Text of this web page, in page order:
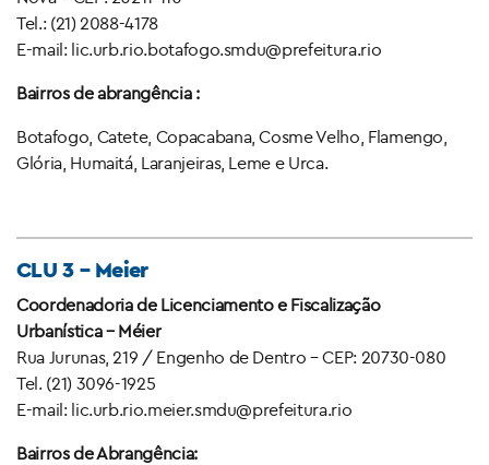
Tel.: (21) 2088-4178
E-mail: lic.urb.rio.botafogo.smdu@prefeitura.rio
Bairros de abrangência :
Botafogo, Catete, Copacabana, Cosme Velho, Flamengo,
Glória, Humaitá, Laranjeiras, Leme e Urca.
CLU 3 – Meier
Coordenadoria de Licenciamento e Fiscalização
Urbanística – Méier
Rua Jurunas, 219 / Engenho de Dentro – CEP: 20730-080
Tel. (21) 3096-1925
E-mail: lic.urb.rio.meier.smdu@prefeitura.rio
Bairros de Abrangência: